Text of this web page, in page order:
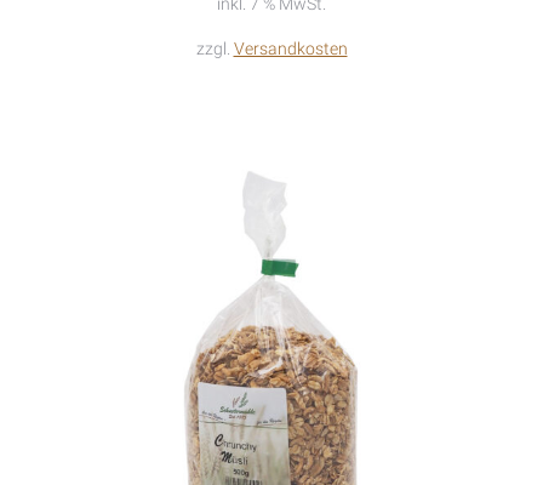
zzgl. Versandkosten